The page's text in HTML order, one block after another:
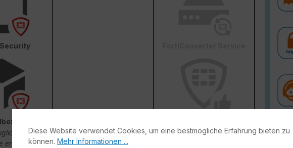
Cloud
90 Tage von FortiCare Support gebrauch machen können.
enthalten.
Diese Website verwendet Cookies, um eine bestmögliche Erfahrung bieten zu
können. Mehr Informationen ...